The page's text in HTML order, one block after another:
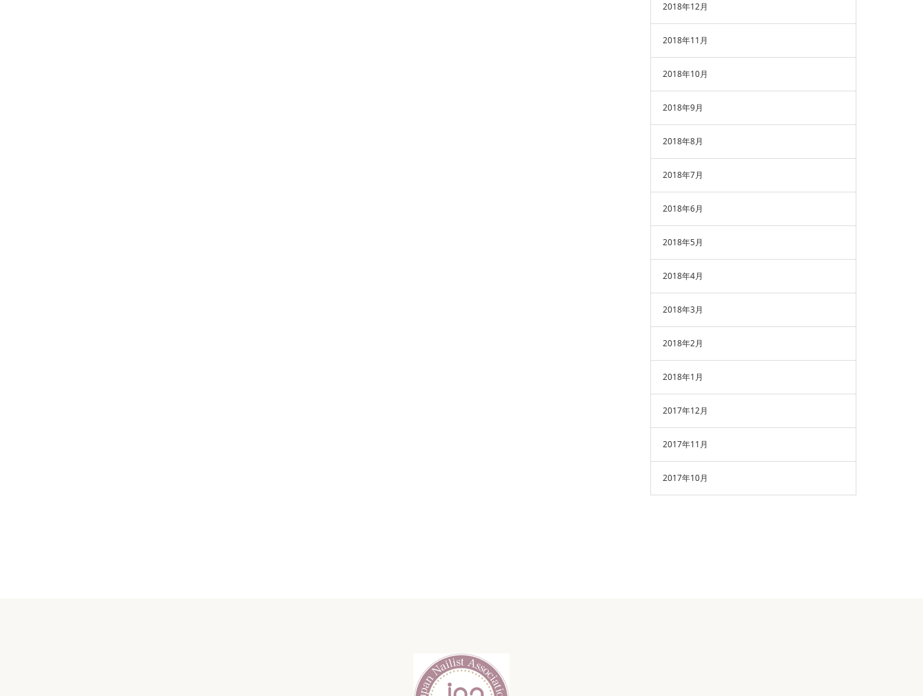
2018年12月
2018年11月
2018年10月
2018年9月
2018年8月
2018年7月
2018年6月
2018年5月
2018年4月
2018年3月
2018年2月
2018年1月
2017年12月
2017年11月
2017年10月